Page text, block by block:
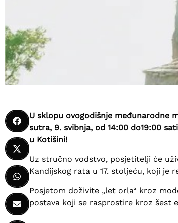
U sklopu ovogodišnje međunarodne
sutra, 9. svibnja, od 14:00 do19:00
u Kotišini!
Uz stručno vodstvo, posjetitelji će
Kandijskog rata u 17. stoljeću, koji je
Posjetom doživite „let orla“ kroz
postava koji se rasprostire kroz šest